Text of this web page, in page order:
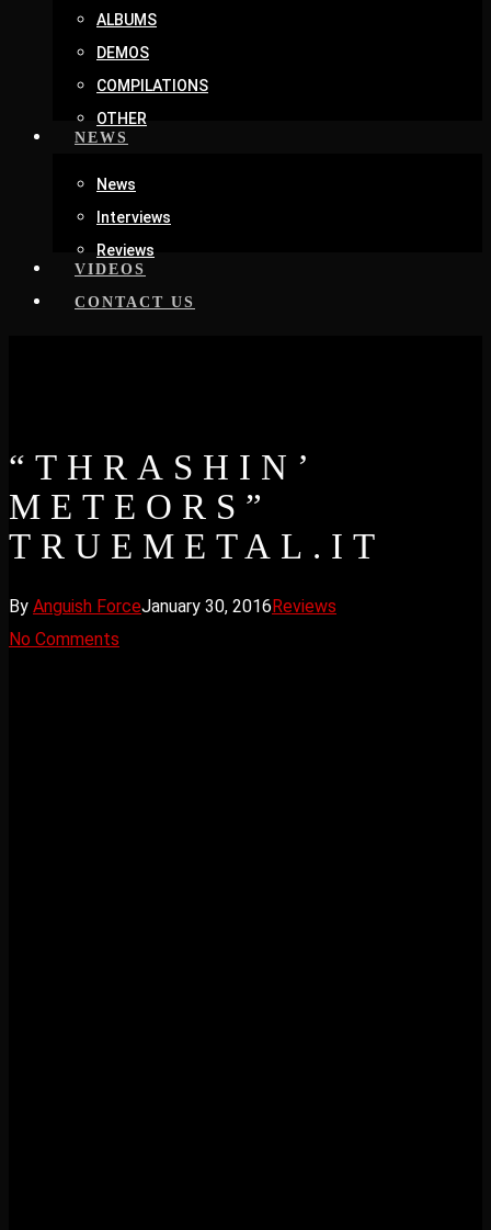
ALBUMS
DEMOS
COMPILATIONS
OTHER
NEWS
News
Interviews
Reviews
VIDEOS
CONTACT US
“THRASHIN’
METEORS”
TRUEMETAL.IT
By Anguish ForceJanuary 30, 2016 Reviews
No Comments